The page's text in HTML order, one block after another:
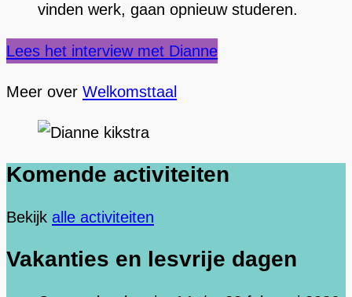
vinden werk, gaan opnieuw studeren.
Lees het interview met Dianne
Meer over Welkomsttaal
Komende activiteiten
Bekijk alle activiteiten
Vakanties en lesvrije dagen